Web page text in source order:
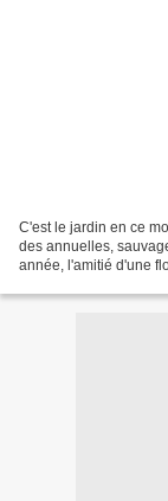
C'est le jardin en ce
des annuelles,
année, l'amitié d'une